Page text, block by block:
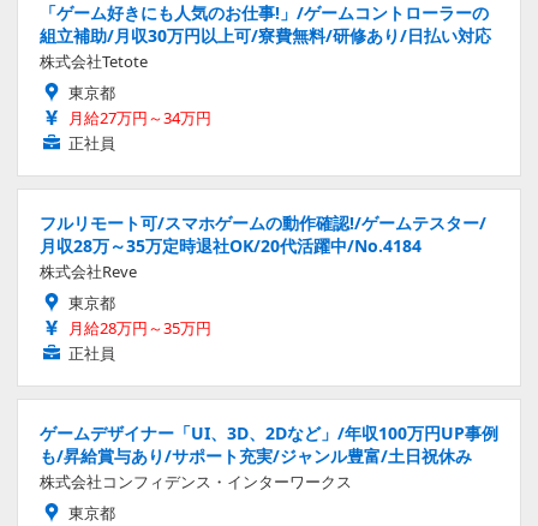
「ゲーム好きにも人気のお仕事!」/ゲームコントローラーの
組立補助/月収30万円以上可/寮費無料/研修あり/日払い対応
株式会社Tetote
東京都
月給27万円～34万円
正社員
フルリモート可/スマホゲームの動作確認!/ゲームテスター/
月収28万～35万定時退社OK/20代活躍中/No.4184
株式会社Reve
東京都
月給28万円～35万円
正社員
ゲームデザイナー「UI、3D、2Dなど」/年収100万円UP事例
も/昇給賞与あり/サポート充実/ジャンル豊富/土日祝休み
株式会社コンフィデンス・インターワークス
東京都